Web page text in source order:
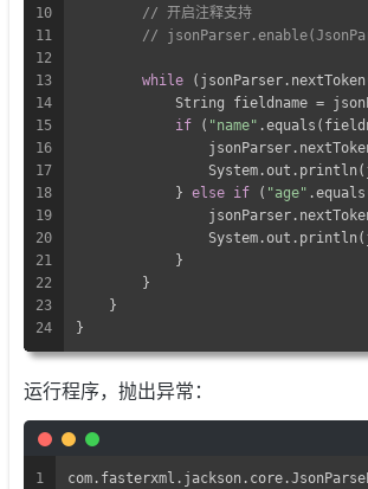
10
11
12
13
14
15
16
17
18
19
20
21
22
23
24
// 开启注释支持
//
while
String fieldname =
if ( "name"
            }
else if ( "age"
            }
        }
    }
}
运行程序，抛出异常：
1